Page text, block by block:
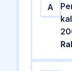
A